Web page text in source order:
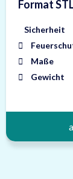
Format
Sicherheit
Maße
Gewicht